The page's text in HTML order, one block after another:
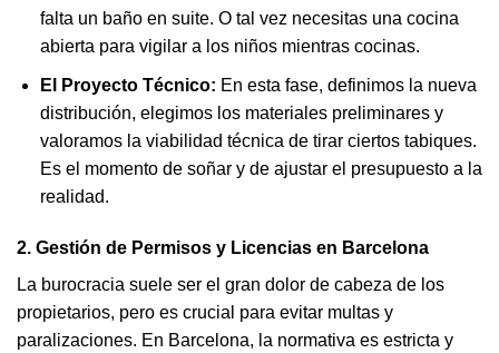
falta un baño en suite. O tal vez necesitas una cocina
abierta para vigilar a los niños mientras cocinas.
El Proyecto Técnico: En esta fase, definimos la nueva
distribución, elegimos los materiales preliminares y
valoramos la viabilidad técnica de tirar ciertos tabiques.
Es el momento de soñar y de ajustar el presupuesto a la
realidad.
2. Gestión de Permisos y Licencias en Barcelona
La burocracia suele ser el gran dolor de cabeza de los
propietarios, pero es crucial para evitar multas y
paralizaciones. En Barcelona, la normativa es estricta y